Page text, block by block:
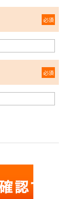
必須
必須